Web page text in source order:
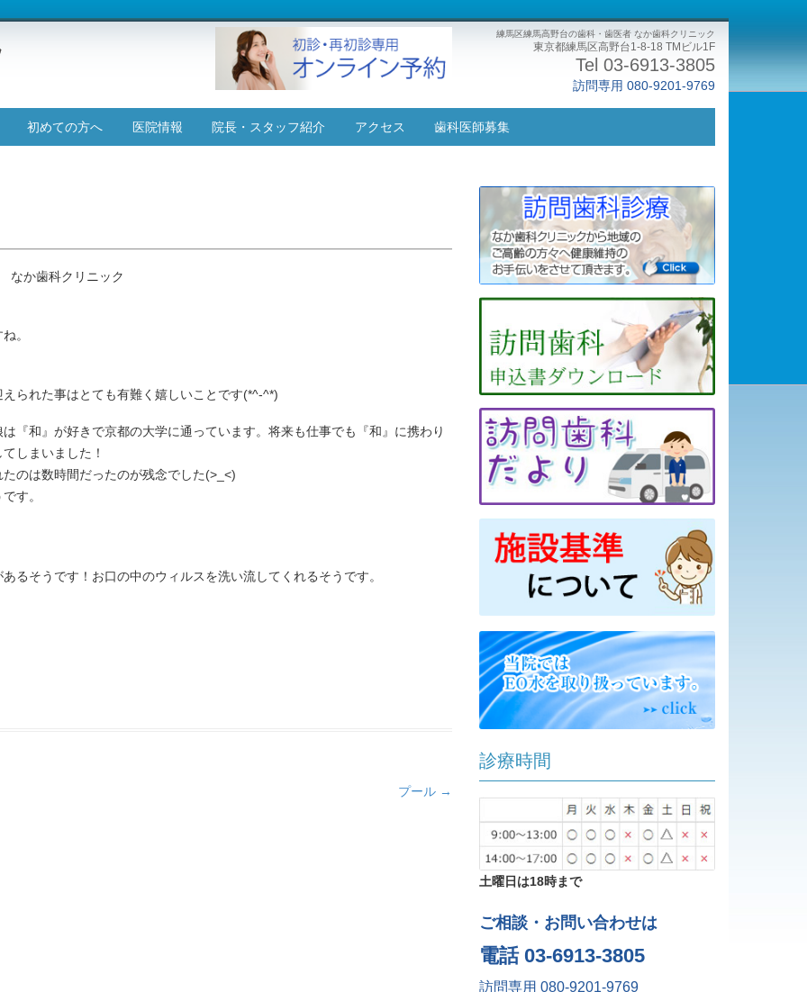
練馬区練馬高野台の歯科・歯医者 なか歯科クリニック
東京都練馬区高野台1-8-18 TMビル1F
Tel 03-6913-3805
訪問専用 080-9201-9769
ン
初めての方へ 医院情報 院長・スタッフ紹介 アクセス 歯科医師募集
か歯科クリニック
。
られた事はとても有難く嬉しいことです(*^-^*)
『和』が好きで京都の大学に通っています。将来も仕事でも『和』に携わり
しまいました！
のは数時間だったのが残念でした(>_<)
す。
るそうです！お口の中のウィルスを洗い流してくれるそうです。
プール →
診療時間
土曜日は18時まで
ご相談・お問い合わせは
電話 03-6913-3805
訪問専用 080-9201-9769